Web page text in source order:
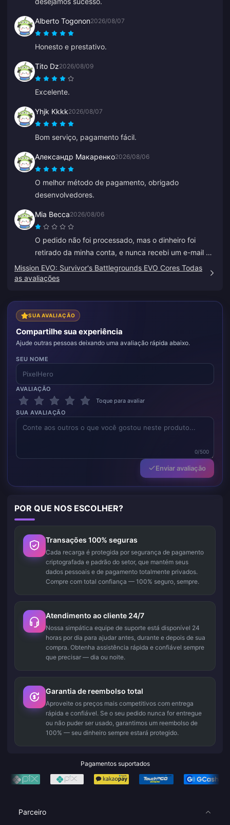
Alberto Togonon2026/08/07
Honesto e prestativo.
Tito Dz2026/08/09
Excelente.
Yhjk Kkkk2026/08/07
Bom serviço, pagamento fácil.
Александр Макаренко2026/08/06
O melhor método de pagamento, obrigado
desenvolvedores.
Mia Becca2026/08/06
O pedido não foi processado, mas o dinheiro foi
retirado da minha conta, e nunca recebi um e-mail de
falha no pagamento ou de confirmação. O
atendimento ao cliente também não ajudou, e acho
chinês.
Mission EVO: Survivor's Battlegrounds EVO Cores Todas
as avaliações
SUA AVALIAÇÃO
Compartilhe sua experiência
Ajude outras pessoas deixando uma avaliação rápida abaixo.
SEU NOME
AVALIAÇÃO
Toque para avaliar
SUA AVALIAÇÃO
0/500
Enviar avaliação
POR QUE NOS ESCOLHER?
Transações 100% seguras
Cada recarga é protegida por segurança de pagamento
criptografada e padrão do setor, que mantém seus
dados pessoais e de pagamento totalmente privados.
Compre com total confiança — 100% seguro, sempre.
Atendimento ao cliente 24/7
Nossa simpática equipe de suporte está disponível 24
horas por dia para ajudar antes, durante e depois de sua
compra. Obtenha assistência rápida e confiável sempre
que precisar — dia ou noite.
Garantia de reembolso total
Aproveite os preços mais competitivos com entrega
rápida e confiável. Se o seu pedido nunca for entregue
ou não puder ser usado, garantimos um reembolso de
100% — seu dinheiro sempre estará protegido.
Pagamentos suportados
Parceiro